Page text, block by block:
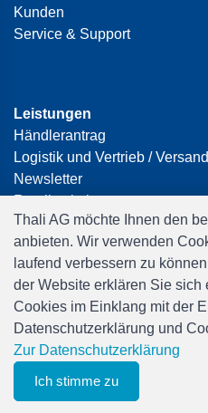
Filter Merkliste
Kunden
Service & Support
Leistungen
Händlerantrag
Logistik und Vertrieb /
Newsletter
Retail solutions
Schnittstellen und
Showroom
Brands
Audio
Car Audio & Accessories
Electronics
Thali AG möchte Ihnen den
anbieten. Wir verwenden
laufend verbessern zu
der Website erklären Sie sich
Cookies im Einklang mit der
Datenschutzerklärung und
Zur Datenschutzerklärung
Ich stimme zu